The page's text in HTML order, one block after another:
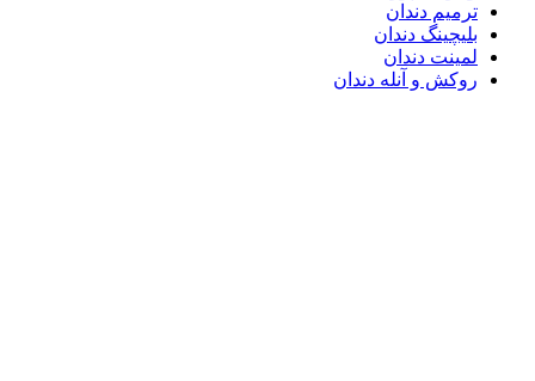
ترمیم دندان
بلیچینگ دندان
لمینت دندان
روکش و آنله دندان